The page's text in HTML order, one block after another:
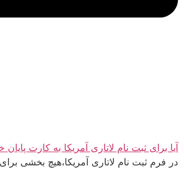
آیا برای ثبت نام لاتاری آمریکا به کارت
در فرم ثبت نام لاتاری آمریکا،هیچ بخشی